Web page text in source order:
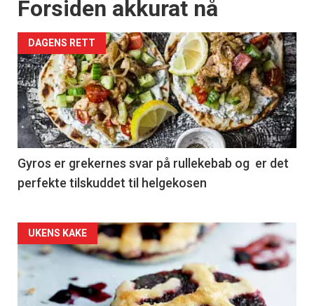
Forsiden akkurat nå
DAGENS RETT
Gyros er grekernes svar på rullekebab og er det
perfekte tilskuddet til helgekosen
Forsiden
akkurat
nå
UKENS KAKE